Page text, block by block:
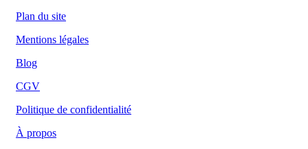
Plan du site
Mentions légales
Blog
CGV
Politique de confidentialité
À propos